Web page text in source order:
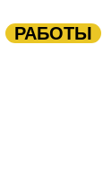
РАБОТЫ